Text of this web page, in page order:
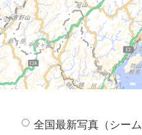
全国最新写真（シー